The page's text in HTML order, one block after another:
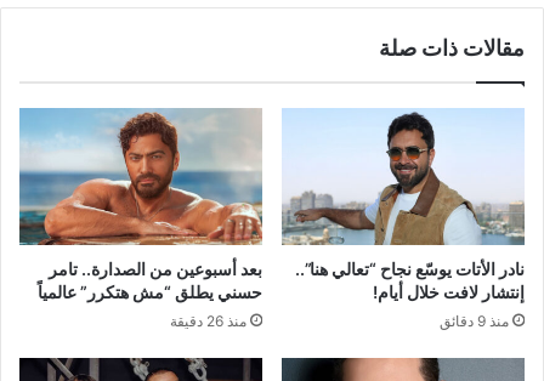
مقالات ذات صلة
نادر الأتات يوسّع نجاح “تعالي هنا”..
إنتشار لافت خلال أيام!
منذ 9 دقائق
بعد أسبوعين من الصدارة.. تامر
حسني يطلق “مش هتكرر” عالمياً
منذ 26 دقيقة